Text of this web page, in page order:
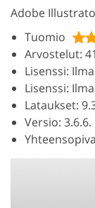
Adobe
Tuomio
Arvostelut:
Lisenssi:
Lisenssi:
Lataukset:
Versio: 3.6.6.